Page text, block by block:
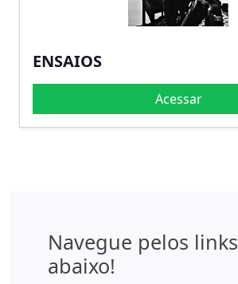
ENSAIOS
Acessar
Navegue pelos links
abaixo!